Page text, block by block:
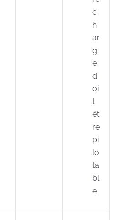
c
h
ar
g
e
d
oi
t
êt
re
pi
lo
ta
bl
e